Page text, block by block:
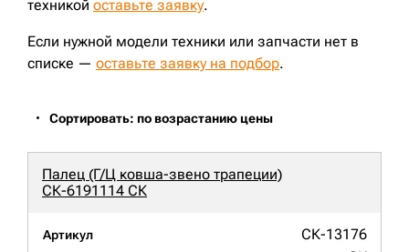
техникой оставьте заявку.
Если нужной модели техники или запчасти нет в
списке — оставьте заявку на подбор.
Сортировать: по возрастанию цены
Палец (Г/Ц ковша-звено трапеции)
СК-6191114 СК
Артикул СК-13176